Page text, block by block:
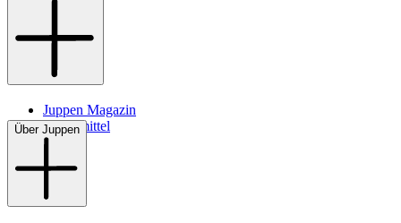
Juppen Magazin
Pflegemittel
Über Juppen